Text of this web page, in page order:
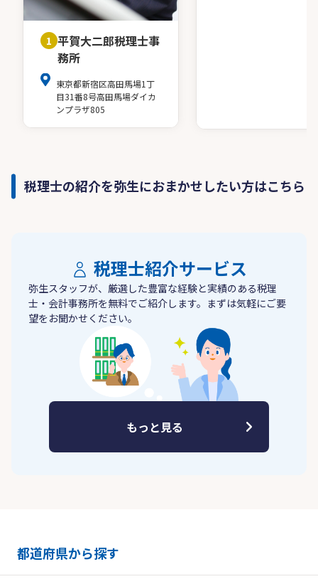
1 平賀大二郎税理士事
務所
東京都新宿区高田馬場1丁
目31番8号高田馬場ダイカ
ンプラザ805
税理士の紹介を弥生におまかせしたい方はこちら
税理士紹介サービス
弥生スタッフが、厳選した豊富な経験と実績のある税理
士・会計事務所を無料でご紹介します。まずは気軽にご要
望をお聞かせください。
もっと見る
都道府県から探す